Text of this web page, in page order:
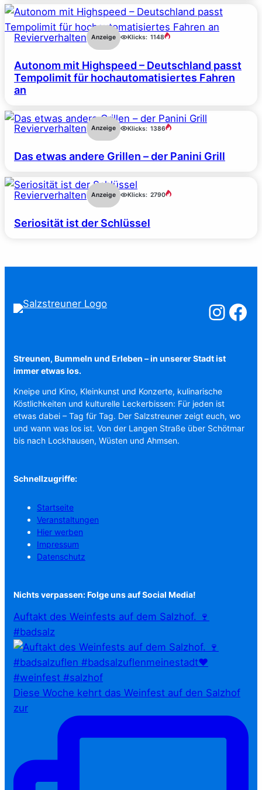
Revierverhalten Anzeige Klicks: 1148
Autonom mit Highspeed – Deutschland passt
Tempolimit für hochautomatisiertes Fahren
an
Revierverhalten Anzeige Klicks: 1386
Das etwas andere Grillen – der Panini Grill
Revierverhalten Anzeige Klicks: 2790
Seriosität ist der Schlüssel
Salzstreuner
Streunen, Bummeln und Erleben – in unserer Stadt ist
immer etwas los.
Kneipe und Kino, Kleinkunst und Konzerte, kulinarische
Köstlichkeiten und kulturelle Leckerbissen: Für jeden ist
etwas dabei – Tag für Tag. Der Salzstreuner zeigt euch, wo
und wann was los ist. Von der Langen Straße über Schötmar
bis nach Lockhausen, Wüsten und Ahmsen.
Schnellzugriffe:
Startseite
Veranstaltungen
Hier werben
Impressum
Datenschutz
Nichts verpassen: Folge uns auf Social Media!
Auftakt des Weinfests auf dem Salzhof. 🍷
#badsalz
Diese Woche kehrt das Weinfest auf den Salzhof
zur